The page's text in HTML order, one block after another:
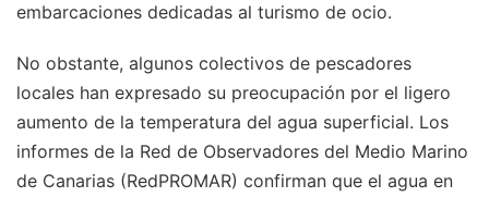
embarcaciones dedicadas al turismo de ocio.
No obstante, algunos colectivos de pescadores
locales han expresado su preocupación por el ligero
aumento de la temperatura del agua superficial. Los
informes de la Red de Observadores del Medio Marino
de Canarias (RedPROMAR) confirman que el agua en